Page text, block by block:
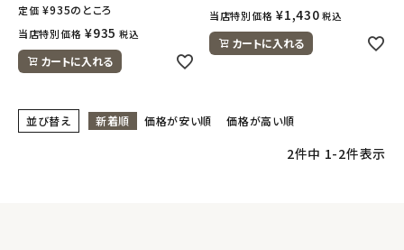
キッズ・ベビー・マタニティ
キッチン用品
フード・ドリンク
定価 ¥935のところ
当店特別価格 ¥935 税込
カートに入れる
当店特別価格 ¥1,430 税込
カートに入れる
並び替え 新着順 価格が安い順 価格が高い順
2件中 1-2件表示